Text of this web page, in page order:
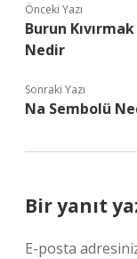
Önceki Yazı
Burun
Nedir
Sonraki Yazı
Na Sembolü
Bir yanıt
E-posta